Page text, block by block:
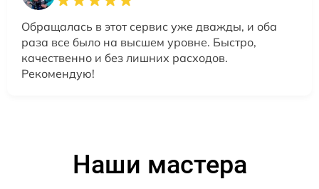
Обращалась в этот сервис уже дважды, и оба
раза все было на высшем уровне. Быстро,
качественно и без лишних расходов.
Рекомендую!
Наши мастера